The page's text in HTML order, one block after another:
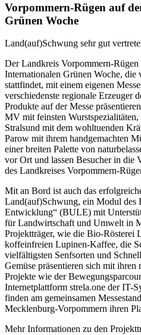
Vorpommern-Rügen auf
Grünen Woche
Land(auf)Schwung sehr gut
Der Landkreis Vorpommern-
Internationalen Grünen Woche,
stattfindet, mit einem eigenen
verschiedenste regionale Erzeuger
Produkte auf der Messe
MV mit feinsten
Stralsund mit dem wohltuenden
Parow mit ihrem handgemachten
einer breiten Palette von
vor Ort und lassen Besucher in die
des Landkreises Vorpommern-
Mit an Bord ist auch das
Land(auf)Schwung, ein Modul des
Entwicklung“ (BULE) mit
für Landwirtschaft und Umwelt in
Projektträger, wie die Bio-Rösterei
koffeinfreien Lupinen-Kaffee, die
vielfältigsten Senfsorten und
Gemüse präsentieren sich mit
Projekte wie der
Internetplattform strela.one der IT-
finden am gemeinsamen
Mecklenburg-Vorpommern ihren
Mehr Informationen zu den